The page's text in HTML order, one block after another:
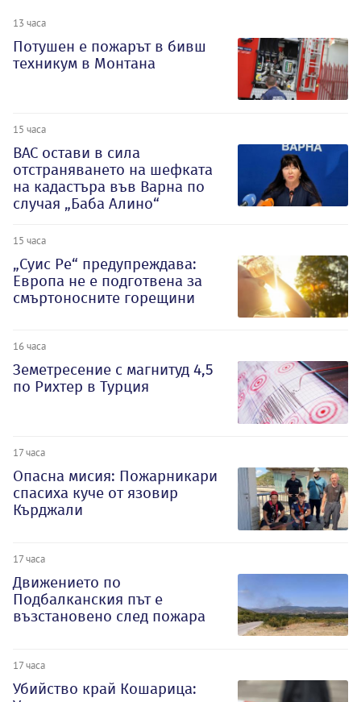
13 часа
Потушен е пожарът в бивш
техникум в Монтана
15 часа
ВАС остави в сила
отстраняването на шефката
на кадастъра във Варна по
случая „Баба Алино“
15 часа
„Суис Ре“ предупреждава:
Европа не е подготвена за
смъртоносните горещини
16 часа
Земетресение с магнитуд 4,5
по Рихтер в Турция
17 часа
Опасна мисия: Пожарникари
спасиха куче от язовир
Кърджали
17 часа
Движението по
Подбалканския път е
възстановено след пожара
17 часа
Убийство край Кошарица: